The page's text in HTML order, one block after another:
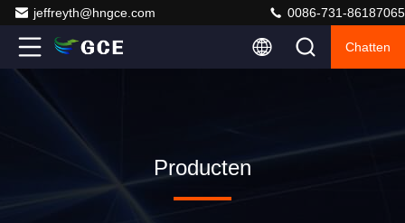
jeffreyth@hngce.com 0086-731-86187065
Chatten
Producten